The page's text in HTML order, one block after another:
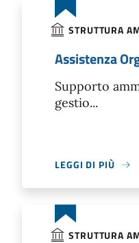
STRUTTURA
Assistenza
Supporto
gestio...
LEGGI DI PIÙ
STRUTTURA